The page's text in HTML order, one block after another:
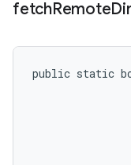
fetchRemote
public static